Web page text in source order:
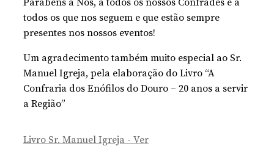
Parabéns a Nós, a todos os nossos Confrades e a
todos os que nos seguem e que estão sempre
presentes nos nossos eventos!
Um agradecimento também muito especial ao Sr.
Manuel Igreja, pela elaboração do Livro “A
Confraria dos Enófilos do Douro – 20 anos a servir
a Região”
Livro Sr. Manuel Igreja - Ver